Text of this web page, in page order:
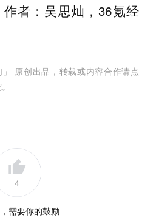
作者：吴思灿，36氪经
」 原创出品，转载或内容合作请点
4
需要你的鼓励